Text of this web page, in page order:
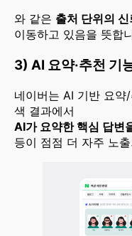
와 같은 출처 단위의
이동하고 있음을 뜻합
3) AI 요약·추천 기
네이버는 AI 기반 요약
색 결과에서
AI가 요약한 핵심 답변
등이 점점 더 자주 노